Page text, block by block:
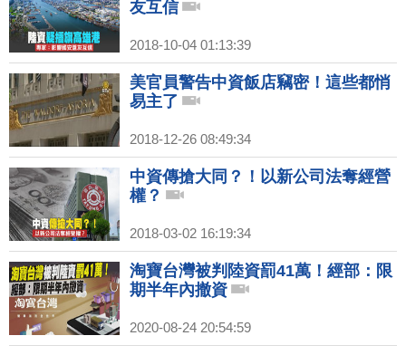
友互信
2018-10-04 01:13:39
美官員警告中資飯店竊密！這些都悄
易主了
2018-12-26 08:49:34
中資傳搶大同？！以新公司法奪經營
權？
2018-03-02 16:19:34
淘寶台灣被判陸資罰41萬！經部：限
期半年內撤資
2020-08-24 20:54:59